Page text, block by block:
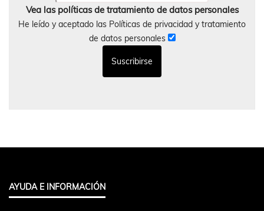
Vea las políticas de tratamiento de datos personales
He leído y aceptado las Políticas de privacidad y tratamiento
de datos personales
AYUDA E INFORMACIÓN